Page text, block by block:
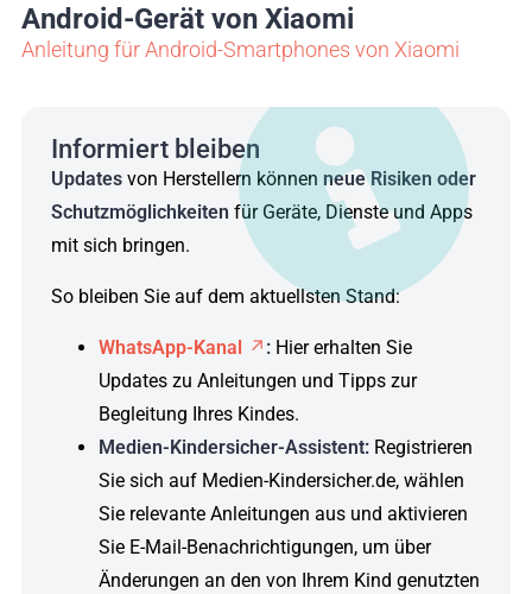
Android-Gerät von Xiaomi
Anleitung für Android-Smartphones von Xiaomi
Informiert bleiben
Updates von Herstellern können neue Risiken oder
Schutzmöglichkeiten für Geräte, Dienste und Apps
mit sich bringen.
So bleiben Sie auf dem aktuellsten Stand:
WhatsApp-Kanal : Hier erhalten Sie
Updates zu Anleitungen und Tipps zur
Begleitung Ihres Kindes.
Medien-Kindersicher-Assistent: Registrieren
Sie sich auf Medien-Kindersicher.de, wählen
Sie relevante Anleitungen aus und aktivieren
Sie E-Mail-Benachrichtigungen, um über
Änderungen an den von Ihrem Kind genutzten